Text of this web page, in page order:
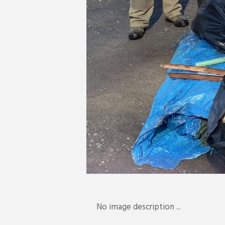
No image description ...